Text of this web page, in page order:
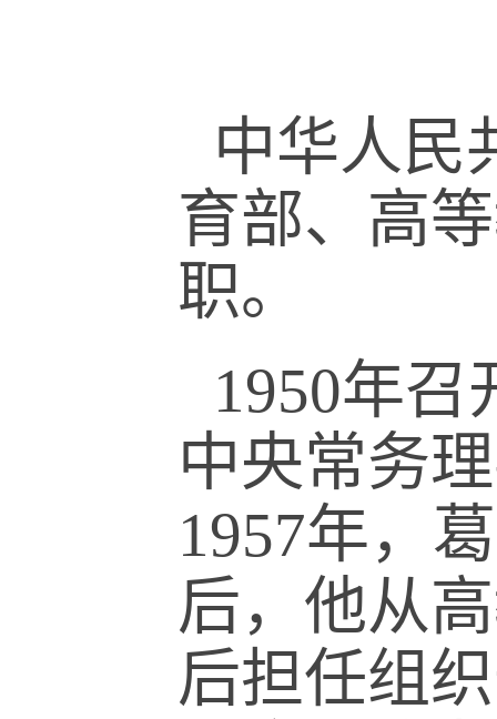
中华人民
育部、高
职。
1950年
中央常务
1957年，
后，他从
后担任组